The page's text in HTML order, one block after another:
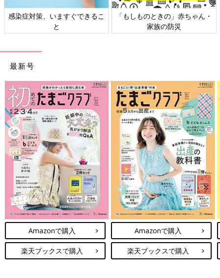
感染症対策、いますぐできるこ
と
「もしものときの」赤ちゃん・
家族の防災
最新号
Amazonで購入
楽天ブックスで購入
Amazonで購入
楽天ブックスで購入